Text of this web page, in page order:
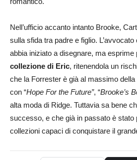
Nell’ufficio accanto intanto Brooke,
sulla sfida tra padre e figlio.
abbia iniziato a disegnare, ma
collezione di Eric, ritenendola un
che la Forrester è già al massimo
con “Hope For the Future”, “Brooke’s
alta moda di Ridge. Tuttavia sa bene
successo, e che già in passato è stato
collezioni capaci di conquistare il